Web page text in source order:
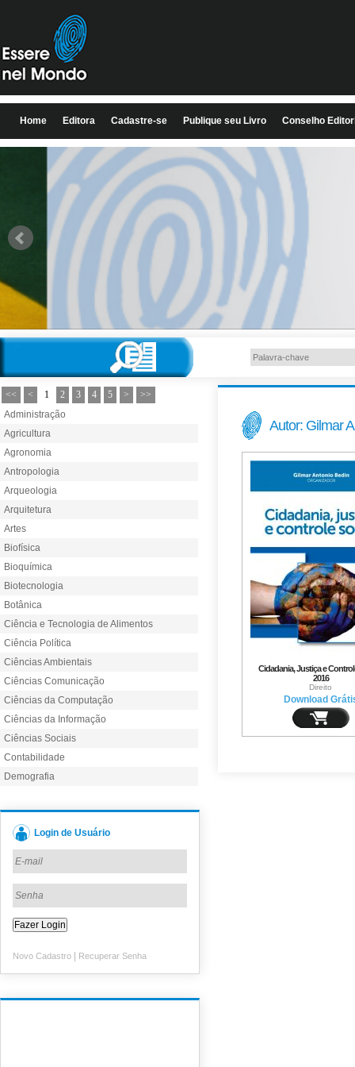
Home Editora Cadastre-se Publique seu Livro Conselho
<< < 1 2 3 4 5 >
>>
Administração
Agricultura
Agronomia
Antropologia
Arqueologia
Arquitetura
Artes
Biofísica
Bioquímica
Biotecnologia
Botânica
Ciência e Tecnologia de Alimentos
Ciência Política
Ciências Ambientais
Ciências Comunicação
Ciências da Computação
Ciências da Informação
Ciências Sociais
Contabilidade
Demografia
Login de Usuário
Novo Cadastro Recuperar Senha
Autor: Gilmar
Cidadania, Justiça e
2016
Direito
Download